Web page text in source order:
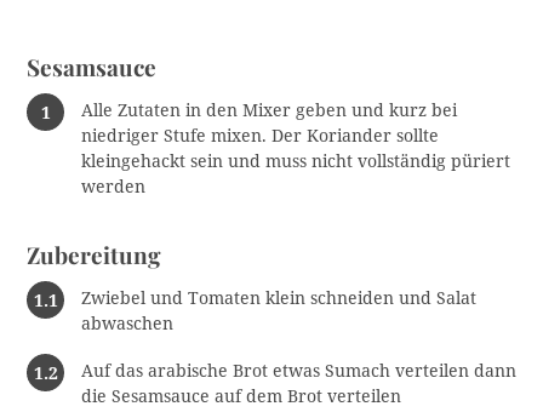
Sesamsauce
Alle Zutaten in den Mixer geben und kurz bei
niedriger Stufe mixen. Der Koriander sollte
kleingehackt sein und muss nicht vollständig püriert
werden
Zubereitung
Zwiebel und Tomaten klein schneiden und Salat
abwaschen
Auf das arabische Brot etwas Sumach verteilen dann
die Sesamsauce auf dem Brot verteilen